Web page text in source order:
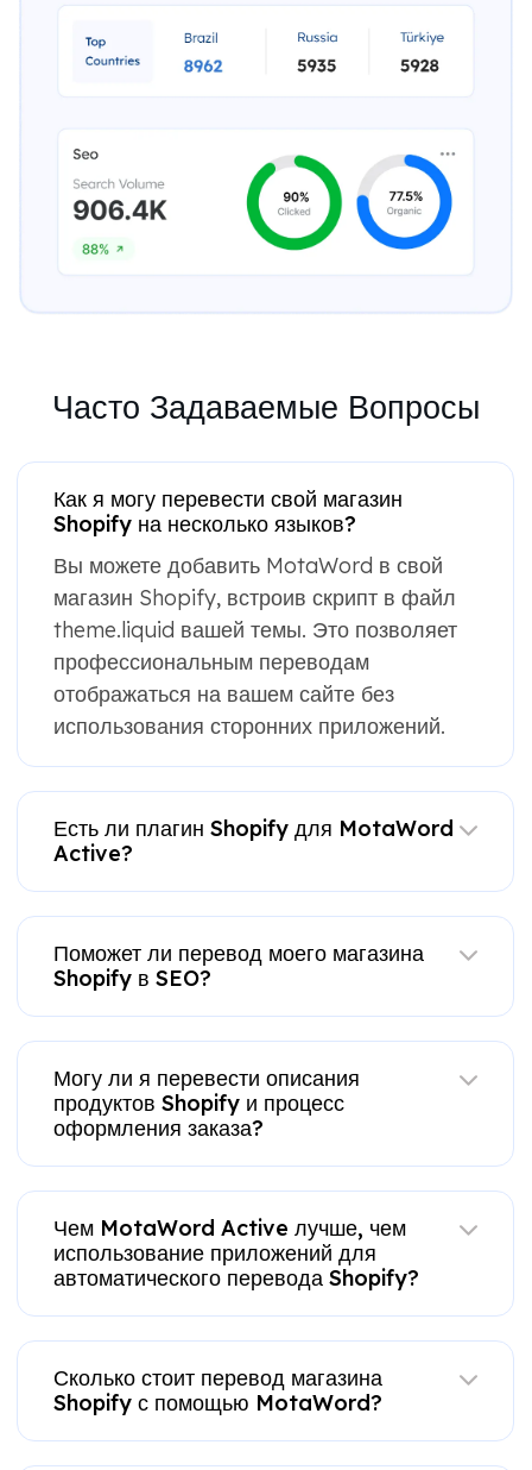
Часто Задаваемые Вопросы
Как я могу перевести свой магазин
Shopify на несколько языков?
Вы можете добавить MotaWord в свой
магазин Shopify, встроив скрипт в файл
theme.liquid вашей темы. Это позволяет
профессиональным переводам
отображаться на вашем сайте без
использования сторонних приложений.
Есть ли плагин Shopify для MotaWord
Active?
Поможет ли перевод моего магазина
Shopify в SEO?
Могу ли я перевести описания
продуктов Shopify и процесс
оформления заказа?
Чем MotaWord Active лучше, чем
использование приложений для
автоматического перевода Shopify?
Сколько стоит перевод магазина
Shopify с помощью MotaWord?